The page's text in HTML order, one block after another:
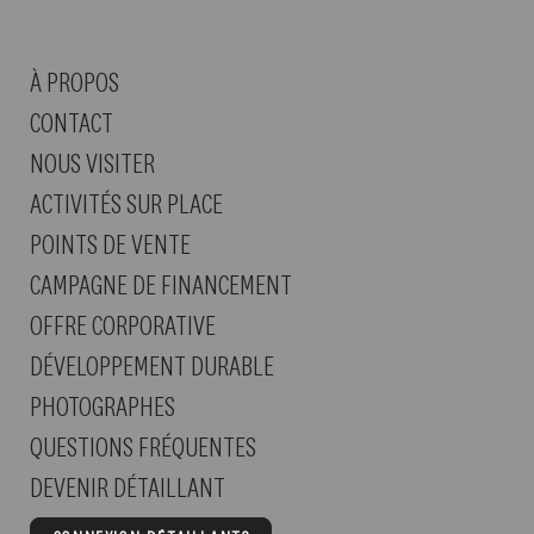
À PROPOS
CONTACT
NOUS VISITER
ACTIVITÉS SUR PLACE
POINTS DE VENTE
CAMPAGNE DE FINANCEMENT
OFFRE CORPORATIVE
DÉVELOPPEMENT DURABLE
PHOTOGRAPHES
QUESTIONS FRÉQUENTES
DEVENIR DÉTAILLANT